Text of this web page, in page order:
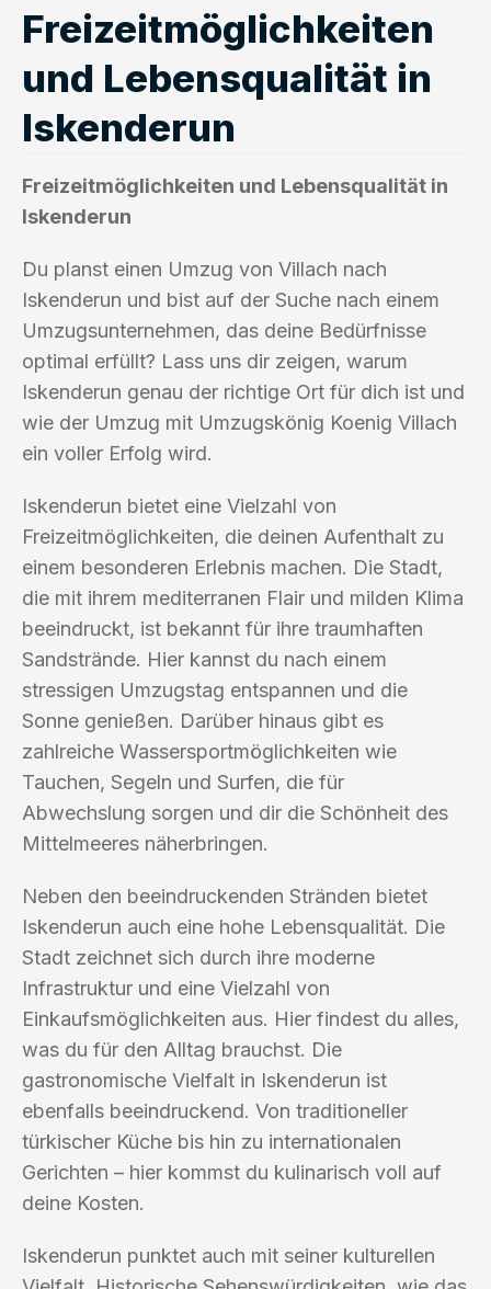
Freizeitmöglichkeiten
und Lebensqualität in
Iskenderun
Freizeitmöglichkeiten und Lebensqualität in
Iskenderun
Du planst einen Umzug von Villach nach
Iskenderun und bist auf der Suche nach einem
Umzugsunternehmen, das deine Bedürfnisse
optimal erfüllt? Lass uns dir zeigen, warum
Iskenderun genau der richtige Ort für dich ist und
wie der Umzug mit Umzugskönig Koenig Villach
ein voller Erfolg wird.
Iskenderun bietet eine Vielzahl von
Freizeitmöglichkeiten, die deinen Aufenthalt zu
einem besonderen Erlebnis machen. Die Stadt,
die mit ihrem mediterranen Flair und milden Klima
beeindruckt, ist bekannt für ihre traumhaften
Sandstrände. Hier kannst du nach einem
stressigen Umzugstag entspannen und die
Sonne genießen. Darüber hinaus gibt es
zahlreiche Wassersportmöglichkeiten wie
Tauchen, Segeln und Surfen, die für
Abwechslung sorgen und dir die Schönheit des
Mittelmeeres näherbringen.
Neben den beeindruckenden Stränden bietet
Iskenderun auch eine hohe Lebensqualität. Die
Stadt zeichnet sich durch ihre moderne
Infrastruktur und eine Vielzahl von
Einkaufsmöglichkeiten aus. Hier findest du alles,
was du für den Alltag brauchst. Die
gastronomische Vielfalt in Iskenderun ist
ebenfalls beeindruckend. Von traditioneller
türkischer Küche bis hin zu internationalen
Gerichten – hier kommst du kulinarisch voll auf
deine Kosten.
Iskenderun punktet auch mit seiner kulturellen